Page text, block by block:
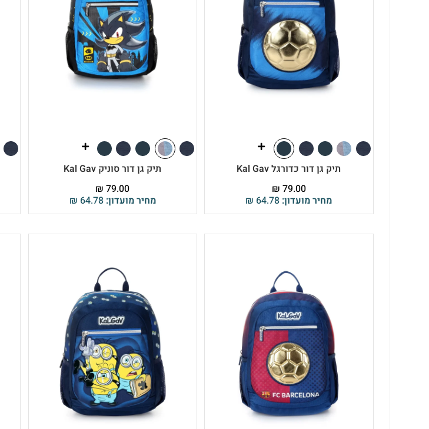
תיק גן דור כדורגל Kal Gav
מחיר מועדון: ₪ 64.78
₪ 79.00
תיק גן דור סוניק Kal Gav
מחיר מועדון: ₪ 64.78
₪ 79.00